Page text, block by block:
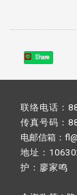
Share
联络电话：
传真号码：
电邮信箱：
地址：
护： 廖家鸣​